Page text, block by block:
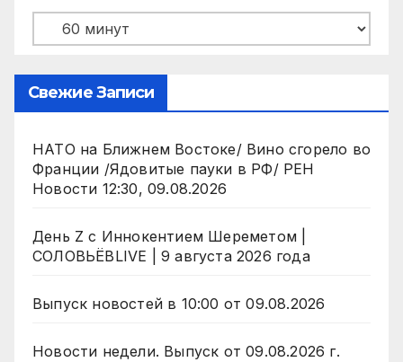
Рубрики
Свежие Записи
НАТО на Ближнем Востоке/ Вино сгорело во
Франции /Ядовитые пауки в РФ/ РЕН
Новости 12:30, 09.08.2026
День Z с Иннокентием Шереметом |
СОЛОВЬЁВLIVE | 9 августа 2026 года
Выпуск новостей в 10:00 от 09.08.2026
Новости недели. Выпуск от 09.08.2026 г.